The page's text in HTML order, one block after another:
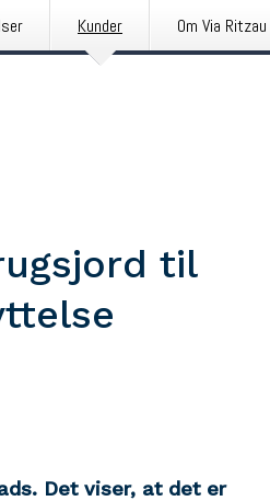
Kunder Om Via Ritzau
til
Det viser, at det er